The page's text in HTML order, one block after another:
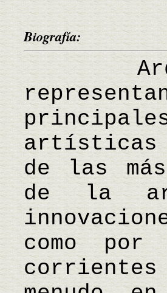
Biografía:
artísticas
de las
de la
como